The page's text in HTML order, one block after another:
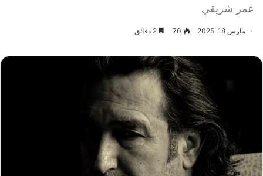
عمر شريقي
مارس 18, 2025 70